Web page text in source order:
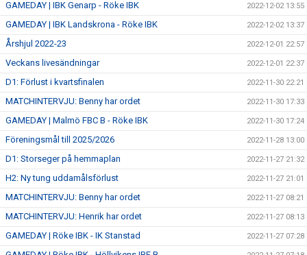
GAMEDAY | IBK Genarp - Röke IBK 2022-12-02 13:55
GAMEDAY | IBK Landskrona - Röke IBK 2022-12-02 13:37
Årshjul 2022-23 2022-12-01 22:57
Veckans livesändningar 2022-12-01 22:37
D1: Förlust i kvartsfinalen 2022-11-30 22:21
MATCHINTERVJU: Benny har ordet 2022-11-30 17:33
GAMEDAY | Malmö FBC B - Röke IBK 2022-11-30 17:24
Föreningsmål till 2025/2026 2022-11-28 13:00
D1: Storseger på hemmaplan 2022-11-27 21:32
H2: Ny tung uddamålsförlust 2022-11-27 21:01
MATCHINTERVJU: Benny har ordet 2022-11-27 08:21
MATCHINTERVJU: Henrik har ordet 2022-11-27 08:13
GAMEDAY | Röke IBK - IK Stanstad 2022-11-27 07:28